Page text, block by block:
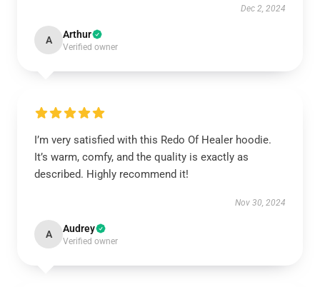
Dec 2, 2024
A Arthur
Verified owner
I’m very satisfied with this Redo Of Healer hoodie.
It’s warm, comfy, and the quality is exactly as
described. Highly recommend it!
Nov 30, 2024
A Audrey
Verified owner